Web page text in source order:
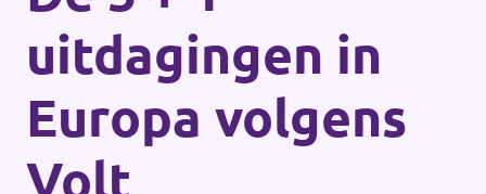
uitdagingen in
Europa volgens
Volt